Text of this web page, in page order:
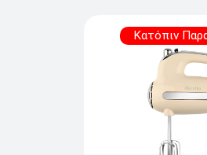
Κατόπιν